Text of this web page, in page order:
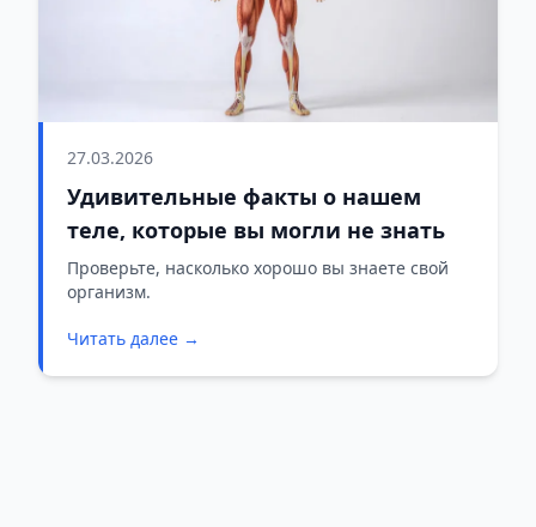
27.03.2026
Удивительные факты о нашем
теле, которые вы могли не знать
Проверьте, насколько хорошо вы знаете свой
организм.
Читать далее →